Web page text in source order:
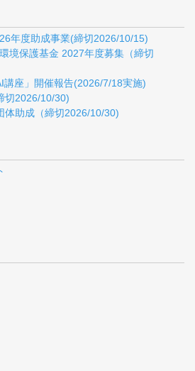
年度助成事業(締切2026/10/15)
境保護基金 2027年度募集（締切
講座」開催報告(2026/7/18実施)
切2026/10/30)
体助成（締切2026/10/30)